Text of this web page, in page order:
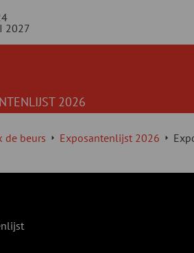
2027
2026
de beurs Exposantenlijst 2026